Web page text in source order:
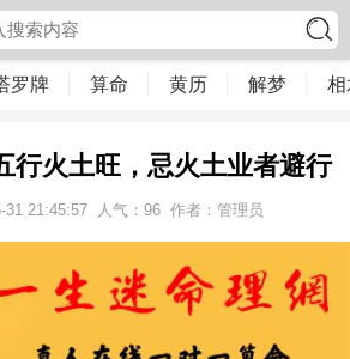
罗牌 算命 黄历 解梦 相
行火土旺，忌火土业者避行
31 21:45:57 人气： 96 作者：管理员